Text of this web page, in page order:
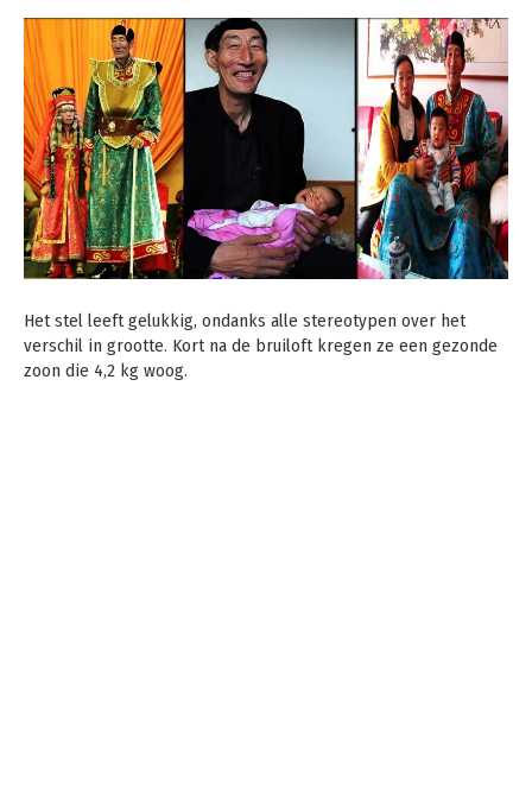
Het stel leeft gelukkig, ondanks alle stereotypen over het
verschil in grootte. Kort na de bruiloft kregen ze een gezonde
zoon die 4,2 kg woog.